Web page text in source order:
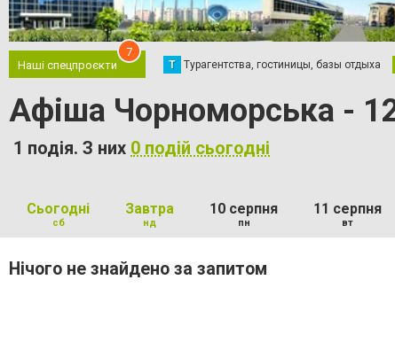
Наші спецпроєкти
7
Т Турагентства, гостиницы, базы отдыха
Афіша Чорноморська -
1 подія. З них 0 подій сьогодні
Сьогодні
сб
Завтра
нд
10 серпня
пн
11 серпня
вт
Нічого не знайдено за запитом